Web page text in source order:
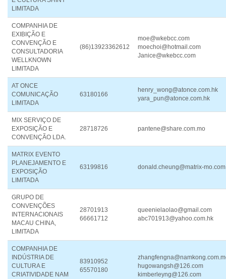
LIMITADA
COMPANHIA DE
EXIBIÇÃO E
CONVENÇÃO E
CONSULTADORIA
WELLKNOWN
LIMITADA
(86)13923362612
moe@wkebcc.com
moechoi@hotmail.com
Janice@wkebcc.com
AT ONCE
COMUNICAÇÃO
LIMITADA
63180166
henry_wong@atonce.com.hk
yara_pun@atonce.com.hk
MIX SERVIÇO DE
EXPOSIÇÃO E
CONVENÇÃO LDA.
28718726 pantene@share.com.mo
MATRIX EVENTO
PLANEJAMENTO E
EXPOSIÇÃO
LIMITADA
63199816 donald.cheung@matrix-mo.com
GRUPO DE
CONVENÇÕES
INTERNACIONAIS
MACAU CHINA,
LIMITADA
28701913
66661712
queenielaolao@gmail.com
abc701913@yahoo.com.hk
COMPANHIA DE
INDÚSTRIA DE
CULTURA E
CRIATIVIDADE NAM
83910952
65570180
hugowangsh@126.com
kimberleyng@126.com